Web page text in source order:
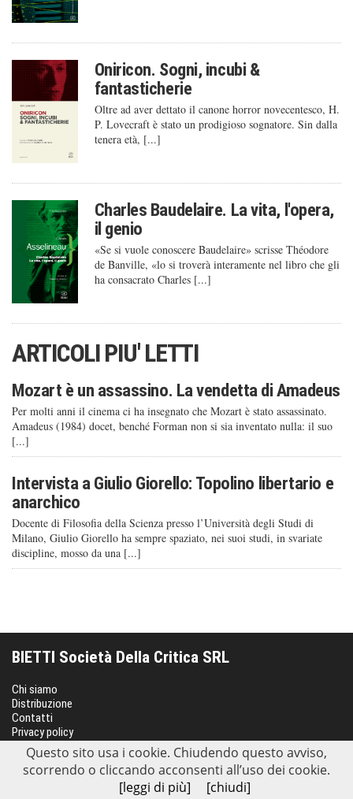
Oniricon. Sogni, incubi &
fantasticherie
Oltre ad aver dettato il canone horror novecentesco, H.
P. Lovecraft è stato un prodigioso sognatore. Sin dalla
tenera età, [...]
Charles Baudelaire. La vita, l'opera,
il genio
«Se si vuole conoscere Baudelaire» scrisse Théodore
de Banville, «lo si troverà interamente nel libro che gli
ha consacrato Charles [...]
ARTICOLI PIU' LETTI
Mozart è un assassino. La vendetta di Amadeus
Per molti anni il cinema ci ha insegnato che Mozart è stato assassinato.
Amadeus (1984) docet, benché Forman non si sia inventato nulla: il suo
[...]
Intervista a Giulio Giorello: Topolino libertario e
anarchico
Docente di Filosofia della Scienza presso l’Università degli Studi di
Milano, Giulio Giorello ha sempre spaziato, nei suoi studi, in svariate
discipline, mosso da una [...]
BIETTI Società Della Critica SRL
Chi siamo
Distribuzione
Contatti
Privacy policy
SEGUICI SUI SOCIAL
Questo sito usa i cookie. Chiudendo questo avviso,
scorrendo o cliccando acconsenti all’uso dei cookie.
[leggi di più]
[chiudi]